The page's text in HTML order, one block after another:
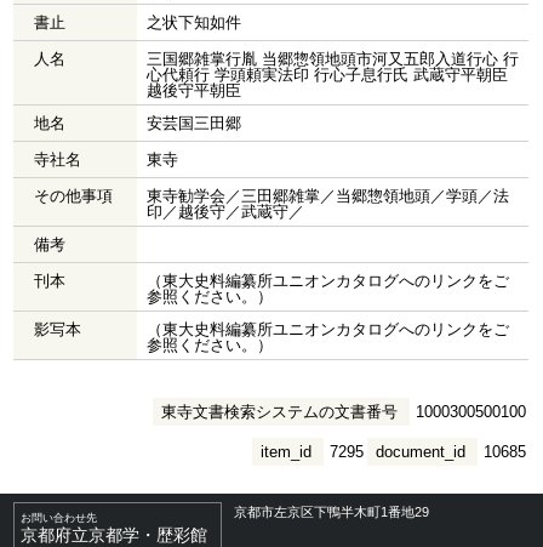
書止
之状下知如件
人名
三国郷雑掌行胤 当郷惣領地頭市河又五郎入道行心 行
心代頼行 学頭頼実法印 行心子息行氏 武蔵守平朝臣
越後守平朝臣
地名
安芸国三田郷
寺社名
東寺
その他事項
東寺勧学会／三田郷雑掌／当郷惣領地頭／学頭／法
印／越後守／武蔵守／
備考
刊本
（東大史料編纂所ユニオンカタログへのリンクをご
参照ください。）
影写本
（東大史料編纂所ユニオンカタログへのリンクをご
参照ください。）
東寺文書検索システムの文書番号 1000300500100
document_id 10685
item_id 7295
お問い合わせ先
京都府立京都学・歴彩館
京都市左京区下鴨半木町1番地29